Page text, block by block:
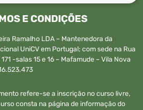
E CONDIÇÕES
Ramalho LDA – Mantenedora da
UniCV em Portugal; com sede na Rua
-salas 15 e 16 – Mafamude – Vila Nova
refere-se a inscrição no curso livre,
consta na página de informação do